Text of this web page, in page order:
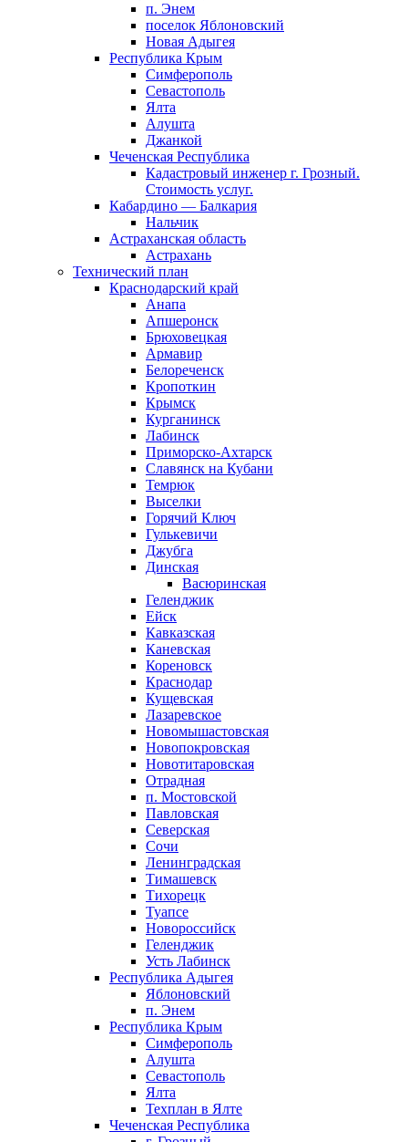
п. Энем
поселок Яблоновский
Новая Адыгея
Республика Крым
Симферополь
Севастополь
Ялта
Алушта
Джанкой
Чеченская Республика
Кадастровый инженер г. Грозный.
Стоимость услуг.
Кабардино — Балкария
Нальчик
Астраханская область
Астрахань
Технический план
Краснодарский край
Анапа
Апшеронск
Брюховецкая
Армавир
Белореченск
Кропоткин
Крымск
Курганинск
Лабинск
Приморско-Ахтарск
Славянск на Кубани
Темрюк
Выселки
Горячий Ключ
Гулькевичи
Джубга
Динская
Васюринская
Геленджик
Ейск
Кавказская
Каневская
Кореновск
Краснодар
Кущевская
Лазаревское
Новомышастовская
Новопокровская
Новотитаровская
Отрадная
п. Мостовской
Павловская
Северская
Сочи
Ленинградская
Тимашевск
Тихорецк
Туапсе
Новороссийск
Геленджик
Усть Лабинск
Республика Адыгея
Яблоновский
п. Энем
Республика Крым
Симферополь
Алушта
Севастополь
Ялта
Техплан в Ялте
Чеченская Республика